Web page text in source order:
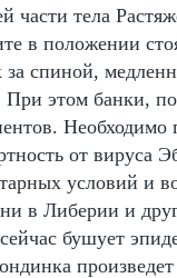
части тела
в положении
за спиной,
При этом банки,
Необходимо
от вируса
условий и
в Либерии и
бушует